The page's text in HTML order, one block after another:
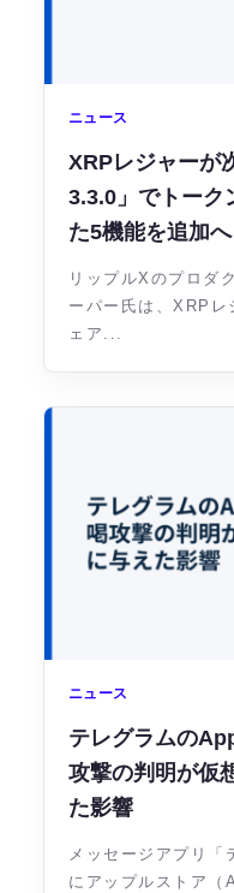
ニュース
XRPレジャーが
3.3.0」でトーク
た5機能を追加へ
リップルXのプロダ
ーパー氏は、XRPレ
ェア...
ニュース
テレグラムの
攻撃の判明が仮
た影響
メッセージアプリ「
にアップルストア